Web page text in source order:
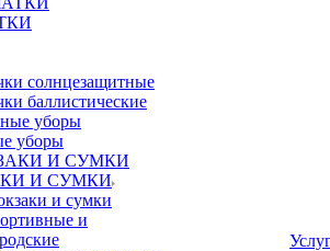
солнцезащитные
баллистические
уборы
И СУМКИ
и сумки
и